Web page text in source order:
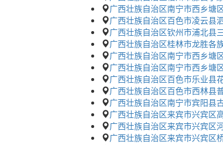
广西壮族自治区南宁市西乡塘
广西壮族自治区百色市凌云县
广西壮族自治区钦州市浦北县
广西壮族自治区桂林市龙胜各
广西壮族自治区南宁市西乡塘
广西壮族自治区南宁市西乡塘
广西壮族自治区百色市乐业县
广西壮族自治区百色市西林县
广西壮族自治区南宁市宾阳县
广西壮族自治区来宾市兴宾区
广西壮族自治区来宾市兴宾区
广西壮族自治区来宾市兴宾区